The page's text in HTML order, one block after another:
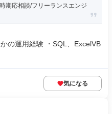
期応相談/フリーランスエンジ
の運用経験 ・SQL、ExcelVB
気になる